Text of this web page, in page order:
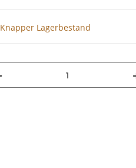
Knapper Lagerbestand